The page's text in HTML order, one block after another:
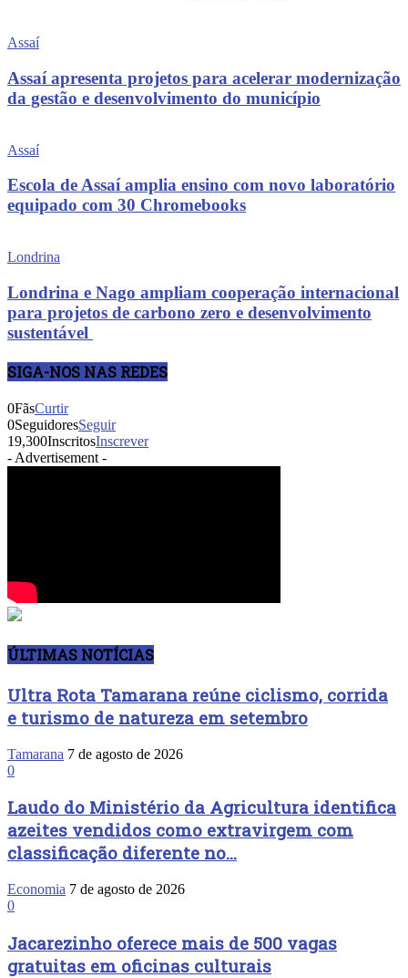
Assaí
Assaí apresenta projetos para acelerar modernização
da gestão e desenvolvimento do município
Assaí
Escola de Assaí amplia ensino com novo laboratório
equipado com 30 Chromebooks
Londrina
Londrina e Nago ampliam cooperação internacional
para projetos de carbono zero e desenvolvimento
sustentável
SIGA-NOS NAS REDES
0FãsCurtir
0SeguidoresSeguir
19,300InscritosInscrever
- Advertisement -
ÚLTIMAS NOTÍCIAS
Ultra Rota Tamarana reúne ciclismo, corrida
e turismo de natureza em setembro
Tamarana 7 de agosto de 2026
0
Laudo do Ministério da Agricultura identifica
azeites vendidos como extravirgem com
classificação diferente no...
Economia 7 de agosto de 2026
0
Jacarezinho oferece mais de 500 vagas
gratuitas em oficinas culturais